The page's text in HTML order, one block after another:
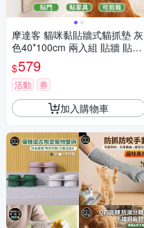
摩達客 貓咪黏貼牆式貓抓墊 灰
色40*100cm 兩入組 貼牆 貼門
貼家具 隨處可貼附背膠 可剪
裁 不易殘膠 不易傷牆
$579
活動 券
加入購物車